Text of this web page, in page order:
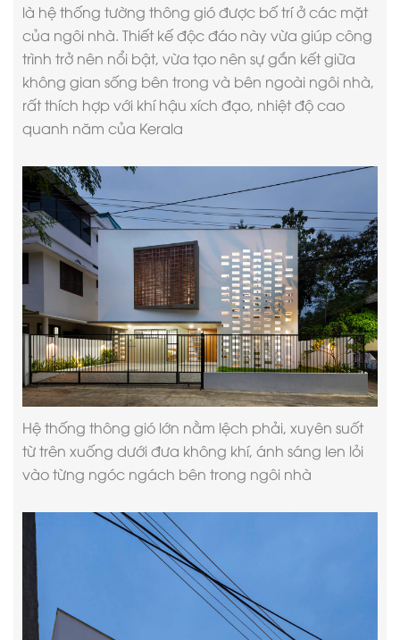
là hệ thống tường thông gió được bố trí ở các mặt
của ngôi nhà. Thiết kế độc đáo này vừa giúp công
trình trở nên nổi bật, vừa tạo nên sự gắn kết giữa
không gian sống bên trong và bên ngoài ngôi nhà,
rất thích hợp với khí hậu xích đạo, nhiệt độ cao
quanh năm của Kerala
Hệ thống thông gió lớn nằm lệch phải, xuyên suốt
từ trên xuống dưới đưa không khí, ánh sáng len lỏi
vào từng ngóc ngách bên trong ngôi nhà